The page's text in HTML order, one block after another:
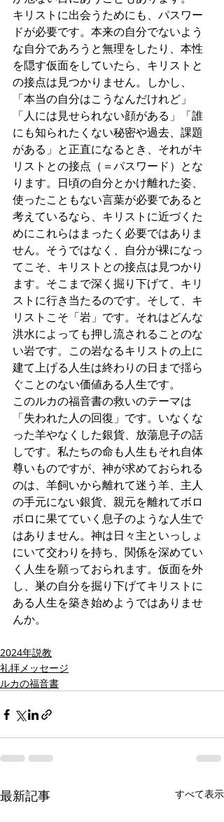
キリストに出会うためにも、パスワー
ドが必要です。本来の自分でないよう
な自分であろうと無理をしたり、本性
を隠す仮面をしていたら、キリストと
の接点は見つかりません。しかし、
「本当の自分はこうなんだけれど」
「人には見せられない顔がある」「誰
にも知られたくない秘密や過去、課題
がある」と正直になるとき、それがキ
リストとの接点（＝パスワード）とな
ります。日頃の自分とかけ離れた姿、
使ったこともない言葉が必要であると
考えているなら、キリストに近づくた
めにこれらはまったく必要ではありま
せん。そうではなく、自分が裸になっ
てこそ、キリストとの接点は見つかり
ます。そこまで深く掘り下げて、キリ
ストに行き当たるのです。そして、キ
リストこそ「岩」です。それはどんな
洪水によっても押し流されることのな
い岩です。この岩なるキリストの上に
建て上げる人生は終わりの日まで揺ら
ぐことのない価値ある人生です。
このルカの福音書の救いのテーマは
「失われた人の回復」です。いなくな
った羊やなくした銀貨、放蕩息子の話
しです。私たちの命も人生もそれ自体
尊いものですが、神が求めておられる
のは、羊飼いから離れて迷う羊、主人
の手元にない銀貨、親元を離れてボロ
ボロに果てていく息子のような人生で
はありません。神は日々主といっしょ
にいて交わりを持ち、関係を深めてい
く人生を願っておられます。仮面を外
し、巣の自分を掘り下げてキリストに
ある人生を築き始めようではありませ
んか。
2024年説教
礼拝メッセージ
ルカの福音書
最新記事 すべて表示